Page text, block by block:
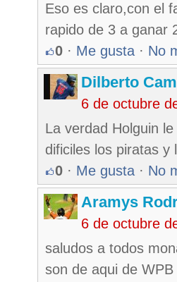
Eso es claro,con el
rapido de 3 a ganar
0 · Me gusta · No
Dilberto
6 de octubre
La verdad Holguin
dificiles los piratas y
0 · Me gusta · No
Aramys
6 de octubre
saludos a todos
son de aqui de